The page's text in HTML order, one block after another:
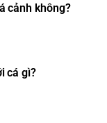
cảnh không?
cá gì?